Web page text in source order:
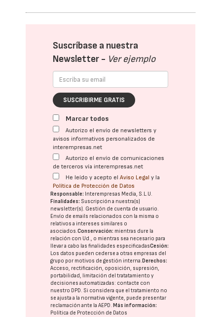
Suscríbase a nuestra
Newsletter - Ver ejemplo
SUSCRIBIRME GRATIS
Marcar todos
Autorizo el envío de newsletters y
avisos informativos personalizados de
interempresas.net
Autorizo el envío de comunicaciones
de terceros vía interempresas.net
He leído y acepto elAviso Legal y la
Política de Protección de Datos
Responsable: Interempresas Media, S.L.U.
Finalidades: Suscripción a nuestra(s)
newsletter(s). Gestión de cuenta de usuario.
Envío de emails relacionados con la misma o
relativos a intereses similares o
asociados.Conservación: mientras dure la
relación con Ud., o mientras sea necesario para
llevar a cabo las finalidades especificadasCesión:
Los datos pueden cederse a otras empresas del
grupo por motivos de gestión interna. Derechos:
Acceso, rectificación, oposición, supresión,
portabilidad, limitación del tratatamiento y
decisiones automatizadas: contacte con
nuestro DPD. Si considera que el tratamiento no
se ajusta a la normativa vigente, puede presentar
reclamación ante laAEPD. Más información:
Política de Protección de Datos